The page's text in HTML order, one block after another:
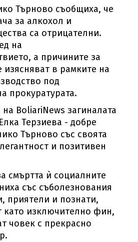
Търново съобщиха, че
за алкохол и
са отрицателни.
на
а причините за
изясняват в рамките на
под
прокуратурата.
BoliariNews загиналата
Терзиева - добре
Търново със своята
и позитивен
смъртта ѝ социалните
със съболезнования
приятели и познати,
като изключително фин,
човек с прекрасно